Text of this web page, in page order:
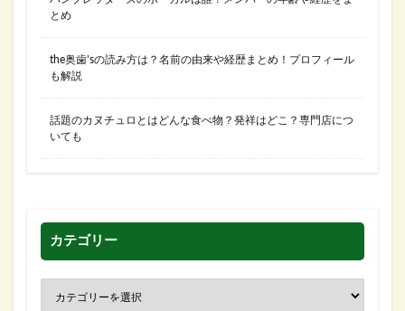
とめ
the奥歯’sの読み方は？名前の由来や経歴まとめ！プロフィール
も解説
話題のカヌチュロとはどんな食べ物？発祥はどこ？専門店につ
いても
カテゴリー